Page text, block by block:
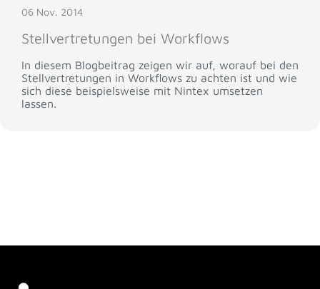
06 Nov. 2014
Stellvertretungen bei Workflows
In diesem Blogbeitrag zeigen wir auf, worauf bei den
Stellvertretungen in Workflows zu achten ist und wie
sich diese beispielsweise mit Nintex umsetzen
lassen.